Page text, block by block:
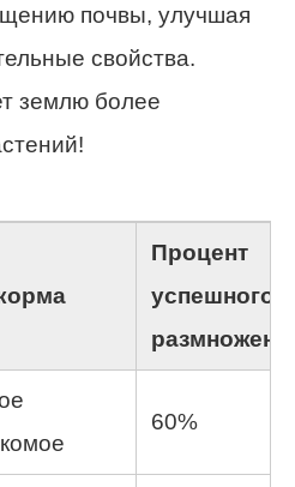
почвы, улучшая
свойства.
землю более
Процент
успешного
60%